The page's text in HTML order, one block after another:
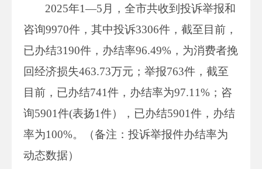
2025年1—5月，全市共收到投诉举报和
咨询9970件，其中投诉3306件，截至目前，
已办结3190件，办结率96.49%，为消费者挽
回经济损失463.73万元；举报763件，截至
目前，已办结741件，办结率为97.11%；咨
询5901件(表扬1件），已办结5901件，办结
率为100%。（备注：投诉举报件办结率为
动态数据）